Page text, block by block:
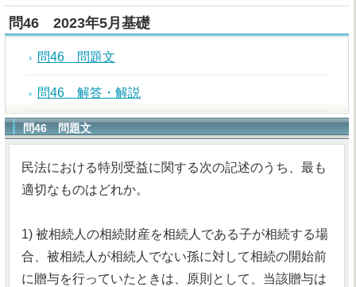
問46 2023年5月基礎
問46 問題文
問46 解答・解説
問46 問題文
民法における特別受益に関する次の記述のうち、最も
適切なものはどれか。
1) 被相続人の相続財産を相続人である子が相続する場
合、被相続人が相続人でない孫に対して相続の開始前
に贈与を行っていたときは、原則として、当該贈与は